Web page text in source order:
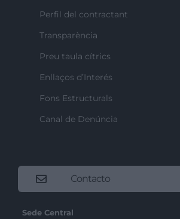
Perfil del contractant
Transparència
Preu taula cítrics
Enllaços d’Interés
Fons Estructurals
Canal de Denúncia
Contacto
Sede Central